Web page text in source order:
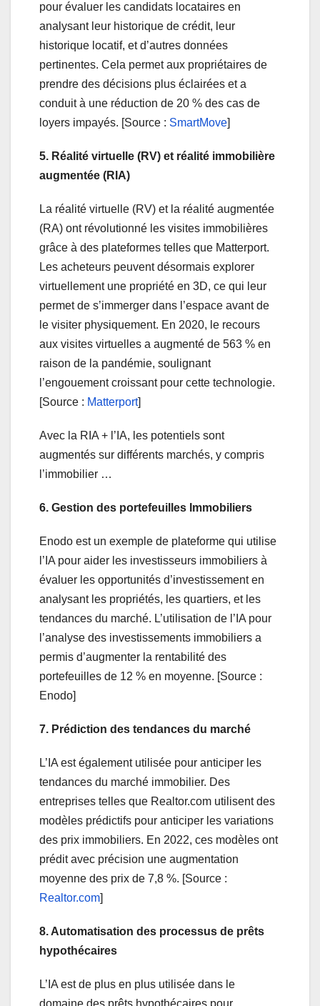
pour évaluer les candidats locataires en
analysant leur historique de crédit, leur
historique locatif, et d’autres données
pertinentes. Cela permet aux propriétaires de
prendre des décisions plus éclairées et a
conduit à une réduction de 20 % des cas de
loyers impayés. [Source : SmartMove]
5. Réalité virtuelle (RV) et réalité immobilière
augmentée (RIA)
La réalité virtuelle (RV) et la réalité augmentée
(RA) ont révolutionné les visites immobilières
grâce à des plateformes telles que Matterport.
Les acheteurs peuvent désormais explorer
virtuellement une propriété en 3D, ce qui leur
permet de s’immerger dans l’espace avant de
le visiter physiquement. En 2020, le recours
aux visites virtuelles a augmenté de 563 % en
raison de la pandémie, soulignant
l’engouement croissant pour cette technologie.
[Source : Matterport]
Avec la RIA + l’IA, les potentiels sont
augmentés sur différents marchés, y compris
l’immobilier …
6. Gestion des portefeuilles Immobiliers
Enodo est un exemple de plateforme qui utilise
l’IA pour aider les investisseurs immobiliers à
évaluer les opportunités d’investissement en
analysant les propriétés, les quartiers, et les
tendances du marché. L’utilisation de l’IA pour
l’analyse des investissements immobiliers a
permis d’augmenter la rentabilité des
portefeuilles de 12 % en moyenne. [Source :
Enodo]
7. Prédiction des tendances du marché
L’IA est également utilisée pour anticiper les
tendances du marché immobilier. Des
entreprises telles que Realtor.com utilisent des
modèles prédictifs pour anticiper les variations
des prix immobiliers. En 2022, ces modèles ont
prédit avec précision une augmentation
moyenne des prix de 7,8 %. [Source :
Realtor.com]
8. Automatisation des processus de prêts
hypothécaires
L’IA est de plus en plus utilisée dans le